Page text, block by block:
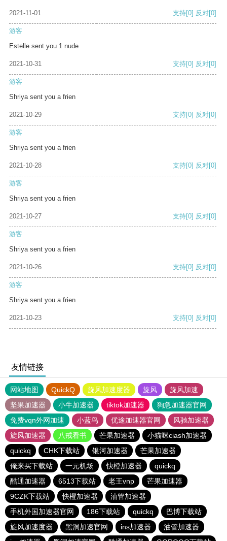
2021-11-01 支持[0] 反对[0]
游客
Estelle sent you 1 nude
2021-10-31 支持[0] 反对[0]
游客
Shriya sent you a frien
2021-10-29 支持[0] 反对[0]
游客
Shriya sent you a frien
2021-10-28 支持[0] 反对[0]
游客
Shriya sent you a frien
2021-10-27 支持[0] 反对[0]
游客
Shriya sent you a frien
2021-10-26 支持[0] 反对[0]
游客
Shriya sent you a frien
2021-10-23 支持[0] 反对[0]
友情链接
网站地图 QuickQ 旋风加速度器 旋风
旋风加速
坚果加速器
小牛加速器 tiktok加速器
狗急加速器官网
免费vqn外网加速
小蓝鸟 优途加速器官网
风驰加速器
旋风加速器
八戒看书 芒果加速器
小猫咪ciash加速器
quickq
CHK下载站 银河加速器
芒果加速器
俺来买下载站
一元机场 快橙加速器
quickq
酷通加速器
6513下载站 老王vnp
芒果加速器
9CZK下载站
快橙加速器
油管加速器
手机外国加速器官网
186下载站 quickq
巴博下载站
旋风加速度器
黑洞加速官网 ins加速器
油管加速器